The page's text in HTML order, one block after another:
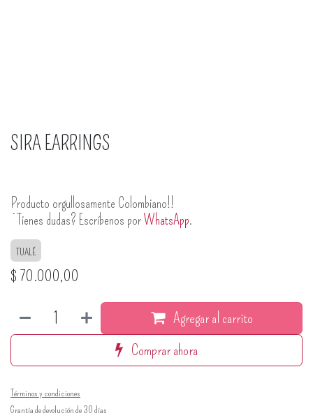
SIRA EARRINGS
Producto orgullosamente Colombiano!!
¿Tienes dudas? Escríbenos porWhatsApp.
TUALÉ
$ 70.000,00
Agregar al carrito
Comprar ahora
Términos y condiciones
Grantía de devolución de 30 días